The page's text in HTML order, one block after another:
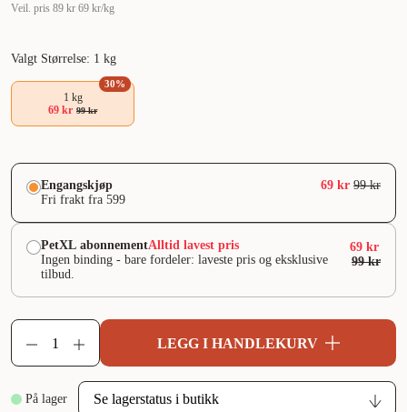
Veil. pris 89 kr 69 kr/kg
Valgt Størrelse: 1 kg
30%
1 kg
69 kr 99 kr
Engangskjøp
Fri frakt fra 599
69 kr 99 kr
PetXL abonnementAlltid lavest pris
Ingen binding - bare fordeler: laveste pris og eksklusive
tilbud.
69 kr
99 kr
LEGG I HANDLEKURV
På lager